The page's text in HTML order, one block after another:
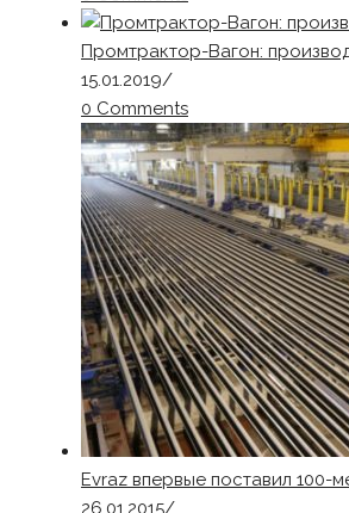
Промтрактор-Вагон:
15.01.2019/
0 Comments
Evraz впервые поставил
26.01.2015/